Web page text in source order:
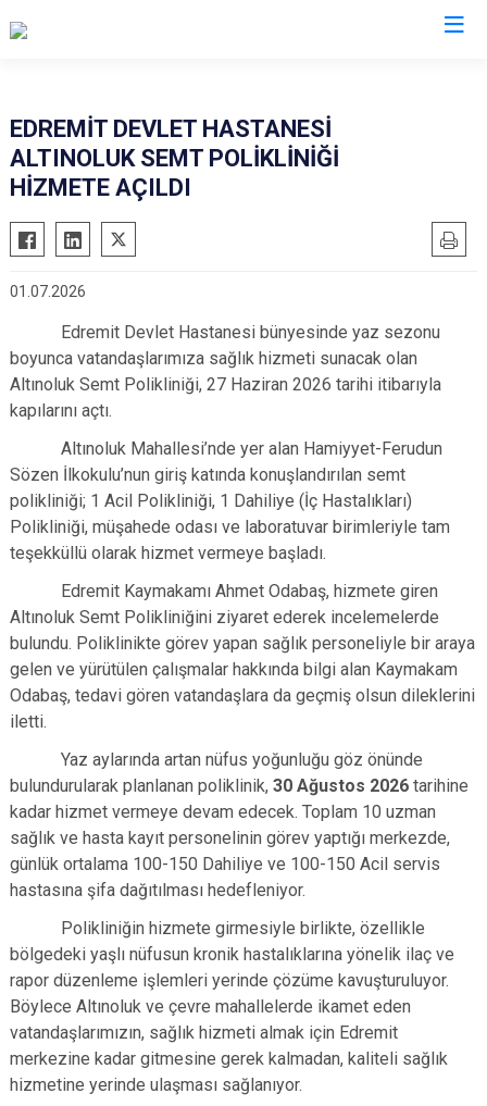
Ayvalık
Bandırma
Dursunbey
Edremit
Erdek
Gönen
Havran
Savaştepe
Sındırgı
Karesi
Altıeylül
EDREMİT DEVLET HASTANESİ
ALTINOLUK SEMT POLİKLİNİĞİ
HİZMETE AÇILDI
01.07.2026
Edremit Devlet Hastanesi bünyesinde yaz sezonu
boyunca vatandaşlarımıza sağlık hizmeti sunacak olan
Altınoluk Semt Polikliniği, 27 Haziran 2026 tarihi itibarıyla
kapılarını açtı.
Altınoluk Mahallesi’nde yer alan Hamiyyet-Ferudun
Sözen İlkokulu’nun giriş katında konuşlandırılan semt
polikliniği; 1 Acil Polikliniği, 1 Dahiliye (İç Hastalıkları)
Polikliniği, müşahede odası ve laboratuvar birimleriyle tam
teşekküllü olarak hizmet vermeye başladı.
Edremit Kaymakamı Ahmet Odabaş, hizmete giren
Altınoluk Semt Polikliniğini ziyaret ederek incelemelerde
bulundu. Poliklinikte görev yapan sağlık personeliyle bir araya
gelen ve yürütülen çalışmalar hakkında bilgi alan Kaymakam
Odabaş, tedavi gören vatandaşlara da geçmiş olsun dileklerini
iletti.
Yaz aylarında artan nüfus yoğunluğu göz önünde
bulundurularak planlanan poliklinik, 30 Ağustos 2026 tarihine
kadar hizmet vermeye devam edecek. Toplam 10 uzman
sağlık ve hasta kayıt personelinin görev yaptığı merkezde,
günlük ortalama 100-150 Dahiliye ve 100-150 Acil servis
hastasına şifa dağıtılması hedefleniyor.
Polikliniğin hizmete girmesiyle birlikte, özellikle
bölgedeki yaşlı nüfusun kronik hastalıklarına yönelik ilaç ve
rapor düzenleme işlemleri yerinde çözüme kavuşturuluyor.
Böylece Altınoluk ve çevre mahallelerde ikamet eden
vatandaşlarımızın, sağlık hizmeti almak için Edremit
merkezine kadar gitmesine gerek kalmadan, kaliteli sağlık
hizmetine yerinde ulaşması sağlanıyor.